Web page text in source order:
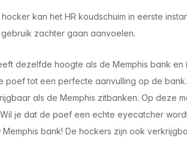
kan het HR koudschuim in eerste
zachter gaan aanvoelen.
dezelfde hoogte als de Memphis bank
poef tot een perfecte aanvulling op de
als de Memphis zitbanken. Op deze
je dat de poef een echte eyecatcher
bank! De hockers zijn ook